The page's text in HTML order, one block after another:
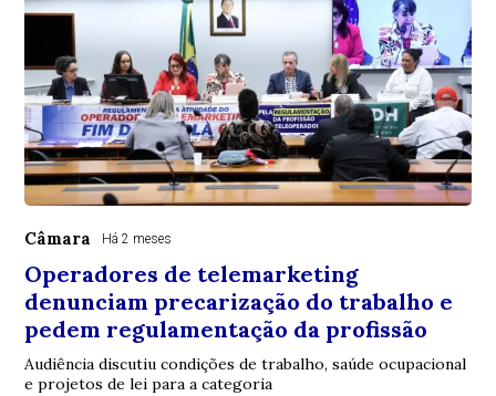
Câmara Há 2 meses
Operadores de telemarketing
denunciam precarização do trabalho e
pedem regulamentação da profissão
Audiência discutiu condições de trabalho, saúde ocupacional
e projetos de lei para a categoria